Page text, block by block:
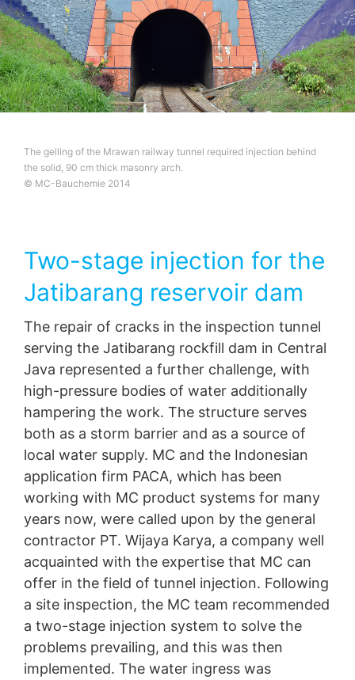
The gelling of the Mrawan railway tunnel required injection behind
the solid, 90 cm thick masonry arch.
© MC-Bauchemie 2014
Two-stage injection for the
Jatibarang reservoir dam
The repair of cracks in the inspection tunnel
serving the Jatibarang rockfill dam in Central
Java represented a further challenge, with
high-pressure bodies of water additionally
hampering the work. The structure serves
both as a storm barrier and as a source of
local water supply. MC and the Indonesian
application firm PACA, which has been
working with MC product systems for many
years now, were called upon by the general
contractor PT. Wijaya Karya, a company well
acquainted with the expertise that MC can
offer in the field of tunnel injection. Following
a site inspection, the MC team recommended
a two-stage injection system to solve the
problems prevailing, and this was then
implemented. The water ingress was